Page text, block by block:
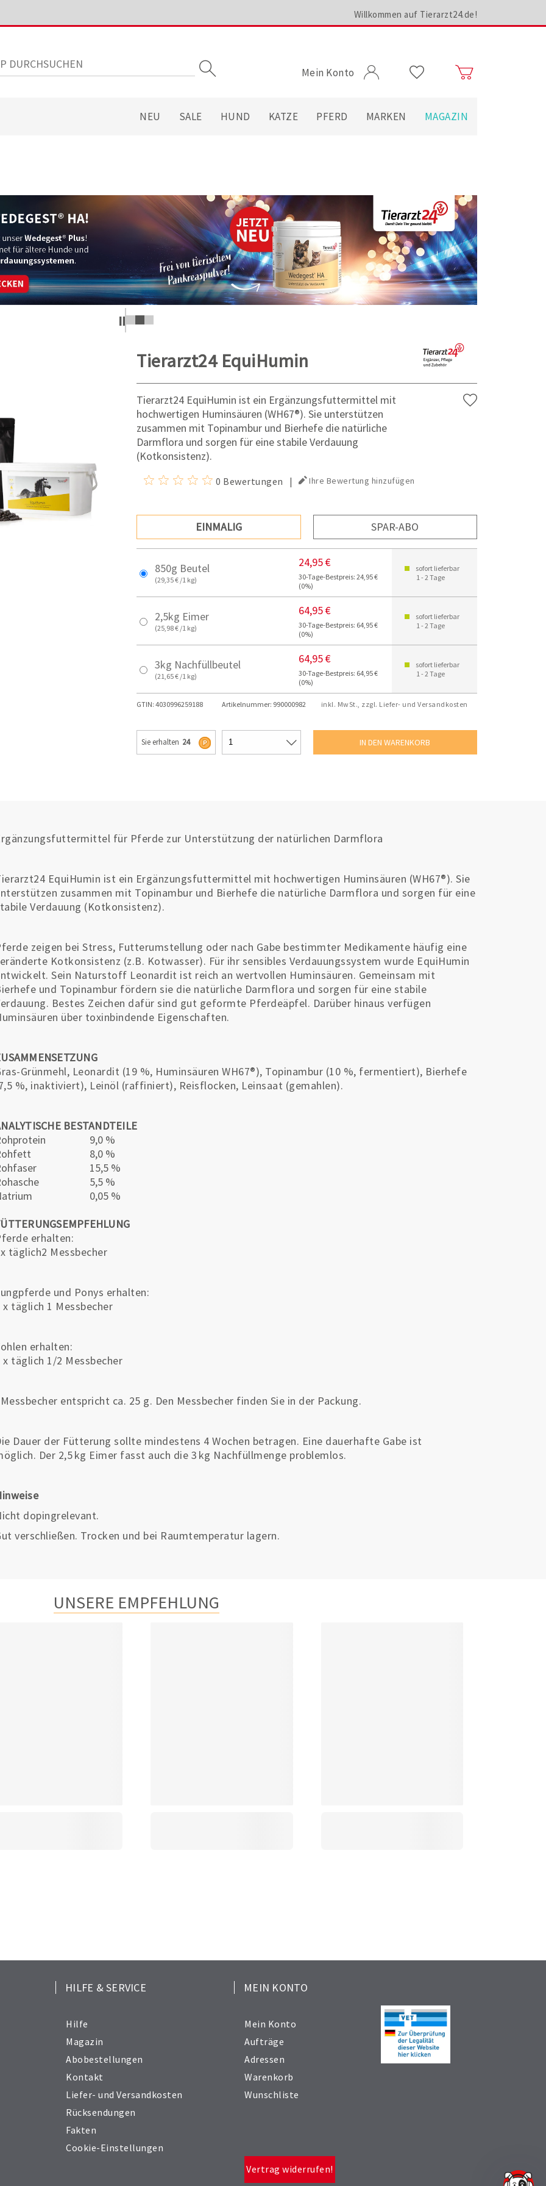
Willkommen auf Tierarzt24.de!
Mein Konto
NEU SALE HUND KATZE PFERD MARKEN MAGAZIN
Tierarzt24 EquiHumin
Tierarzt24 EquiHumin ist ein Ergänzungsfuttermittel mit
hochwertigen Huminsäuren (WH67®). Sie unterstützen
zusammen mit Topinambur und Bierhefe die natürliche
Darmflora und sorgen für eine stabile Verdauung
(Kotkonsistenz).
0 Bewertungen | Ihre Bewertung hinzufügen
EINMALIG SPAR-ABO
850g Beutel
(29,35 € /1 kg)
24,95 €
30-Tage-Bestpreis: 24,95 €
(0%)
sofort lieferbar
1 - 2 Tage
2,5kg Eimer
(25,98 € /1 kg)
64,95 €
30-Tage-Bestpreis: 64,95 €
(0%)
sofort lieferbar
1 - 2 Tage
3kg Nachfüllbeutel
(21,65 € /1 kg)
64,95 €
30-Tage-Bestpreis: 64,95 €
(0%)
sofort lieferbar
1 - 2 Tage
GTIN: 4030996259188 Artikelnummer: 990000982 inkl. MwSt., zzgl. Liefer- und Versandkosten
Sie erhalten 24
für Pferde zur Unterstützung der natürlichen Darmflora
EquiHumin ist ein Ergänzungsfuttermittel mit hochwertigen Huminsäuren (WH67®). Sie
zusammen mit Topinambur und Bierhefe die natürliche Darmflora und sorgen für eine
Verdauung (Kotkonsistenz).
zeigen bei Stress, Futterumstellung oder nach Gabe bestimmter Medikamente häufig eine
Kotkonsistenz (z.B. Kotwasser). Für ihr sensibles Verdauungssystem wurde EquiHumin
Sein Naturstoff Leonardit ist reich an wertvollen Huminsäuren. Gemeinsam mit
und Topinambur fördern sie die natürliche Darmflora und sorgen für eine stabile
Bestes Zeichen dafür sind gut geformte Pferdeäpfel. Darüber hinaus verfügen
über toxinbindende Eigenschaften.
Grünmehl, Leonardit (19 %, Huminsäuren WH67®), Topinambur (10 %, fermentiert), Bierhefe
%, inaktiviert), Leinöl (raffiniert), Reisflocken, Leinsaat (gemahlen).
BESTANDTEILE
9,0 %
8,0 %
15,5 %
5,5 %
0,05 %
erhalten:
täglich2 Messbecher
und Ponys erhalten:
x täglich 1 Messbecher
erhalten:
x täglich 1/2 Messbecher
entspricht ca. 25 g. Den Messbecher finden Sie in der Packung.
Dauer der Fütterung sollte mindestens 4 Wochen betragen. Eine dauerhafte Gabe ist
Der 2,5 kg Eimer fasst auch die 3 kg Nachfüllmenge problemlos.
dopingrelevant.
verschließen. Trocken und bei Raumtemperatur lagern.
UNSERE EMPFEHLUNG
HILFE & SERVICE
Hilfe
Magazin
Abobestellungen
Kontakt
Liefer- und Versandkosten
Rücksendungen
Fakten
Cookie-Einstellungen
MEIN KONTO
Mein Konto
Aufträge
Adressen
Warenkorb
Wunschliste
Vertrag widerrufen!